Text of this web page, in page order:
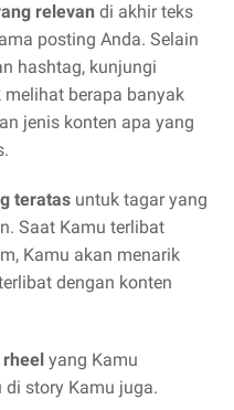
relevan di akhir teks
posting Anda. Selain
hashtag, kunjungi
berapa banyak
jenis konten apa yang
teratas untuk tagar yang
Saat Kamu terlibat
Kamu akan menarik
dengan konten
yang Kamu
story Kamu juga.